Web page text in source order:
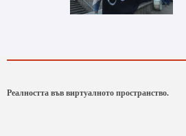
Реалността във виртуалното пространство.